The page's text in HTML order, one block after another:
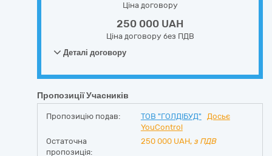
Ціна договору
250 000 UAH
Ціна договору без ПДВ
Деталі договору
Пропозиції Учасників
Пропозицію подав: ТОВ "ГОЛДІБУД"
Досьє
YouControl
Остаточна
пропозиція:
250 000 UAH, з ПДВ